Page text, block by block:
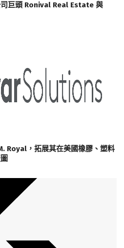
巨頭 Ronival Real Estate 與
Royal，拓展其在美國橡膠、塑料